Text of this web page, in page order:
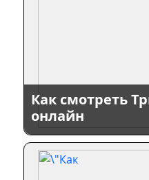
Как смотреть
онлайн